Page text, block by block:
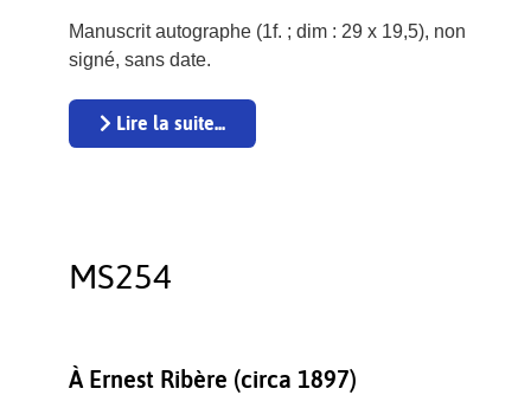
Manuscrit autographe (1f. ; dim : 29 x 19,5), non
signé, sans date.
Lire la suite...
MS254
À Ernest Ribère (circa 1897)